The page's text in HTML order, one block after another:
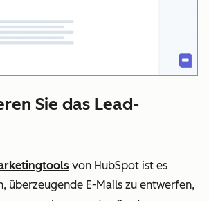
Sie das Lead-
von HubSpot ist es
überzeugende E-Mails zu entwerfen,